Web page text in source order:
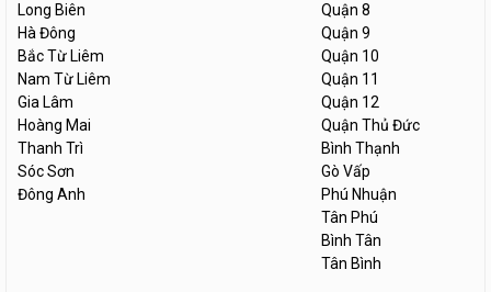
Long Biên
Hà Đông
Bắc Từ Liêm
Nam Từ Liêm
Gia Lâm
Hoàng Mai
Thanh Trì
Sóc Sơn
Đông Anh
Quận 8
Quận 9
Quận 10
Quận 11
Quận 12
Quận Thủ Đức
Bình Thạnh
Gò Vấp
Phú Nhuận
Tân Phú
Bình Tân
Tân Bình